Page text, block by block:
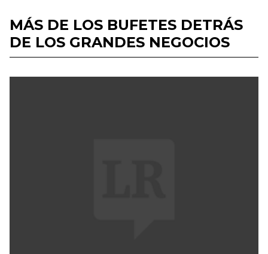
MÁS DE LOS BUFETES DETRÁS
DE LOS GRANDES NEGOCIOS